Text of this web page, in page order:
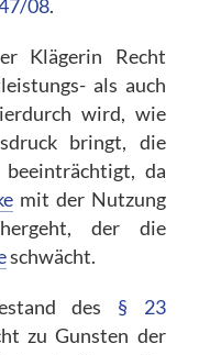
08.
Klägerin Recht
als auch
wird, wie
bringt, die
da
mit der Nutzung
der die
schwächt.
des § 23
zu Gunsten der